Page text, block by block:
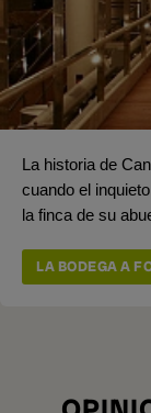
La historia de
cuando el
la finca de su
LA BODEGA A